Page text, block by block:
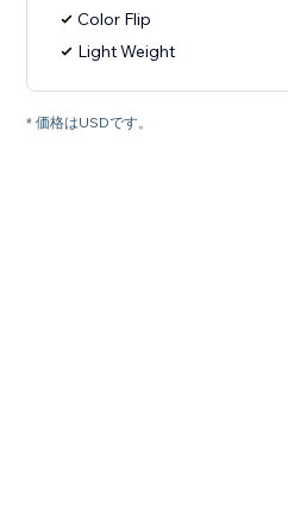
Color Flip
Light Weight
* 価格はUSDです。